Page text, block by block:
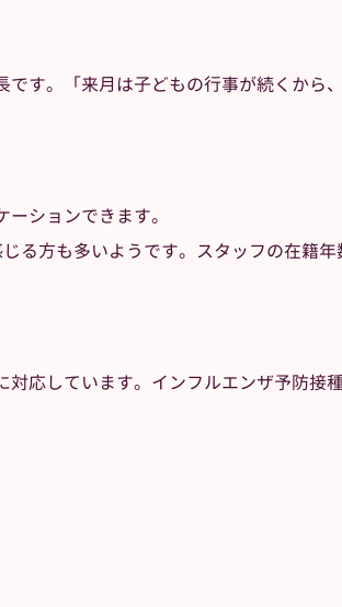
す。「来月は子どもの行事が続くから
ションできます。
る方も多いようです。スタッフの在籍
応しています。インフルエンザ予防接